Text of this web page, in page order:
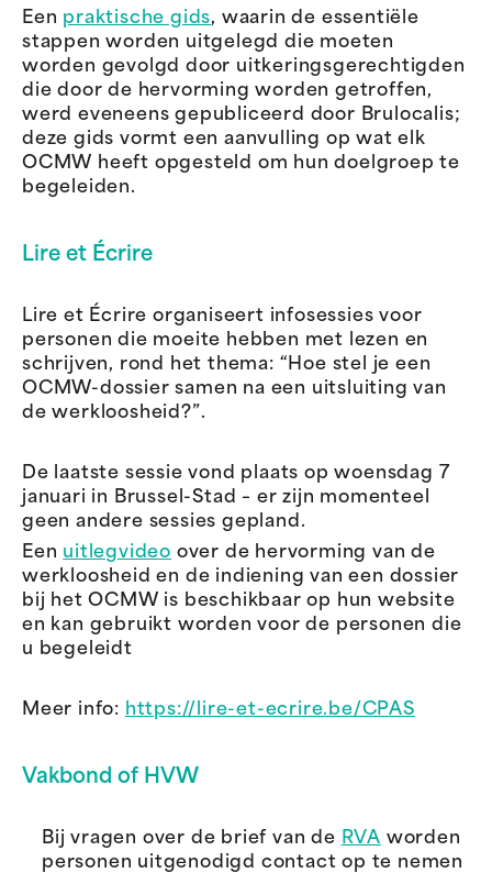
Een praktische gids, waarin de essentiële
stappen worden uitgelegd die moeten
worden gevolgd door uitkeringsgerechtigden
die door de hervorming worden getroffen,
werd eveneens gepubliceerd door Brulocalis;
deze gids vormt een aanvulling op wat elk
OCMW heeft opgesteld om hun doelgroep te
begeleiden.
Lire et Écrire
Lire et Écrire organiseert infosessies voor
personen die moeite hebben met lezen en
schrijven, rond het thema: “Hoe stel je een
OCMW-dossier samen na een uitsluiting van
de werkloosheid?”.
De laatste sessie vond plaats op woensdag 7
januari in Brussel-Stad – er zijn momenteel
geen andere sessies gepland.
Een uitlegvideo over de hervorming van de
werkloosheid en de indiening van een dossier
bij het OCMW is beschikbaar op hun website
en kan gebruikt worden voor de personen die
u begeleidt
Meer info: https://lire-et-ecrire.be/CPAS
Vakbond of HVW
Bij vragen over de brief van de RVA worden
personen uitgenodigd contact op te nemen